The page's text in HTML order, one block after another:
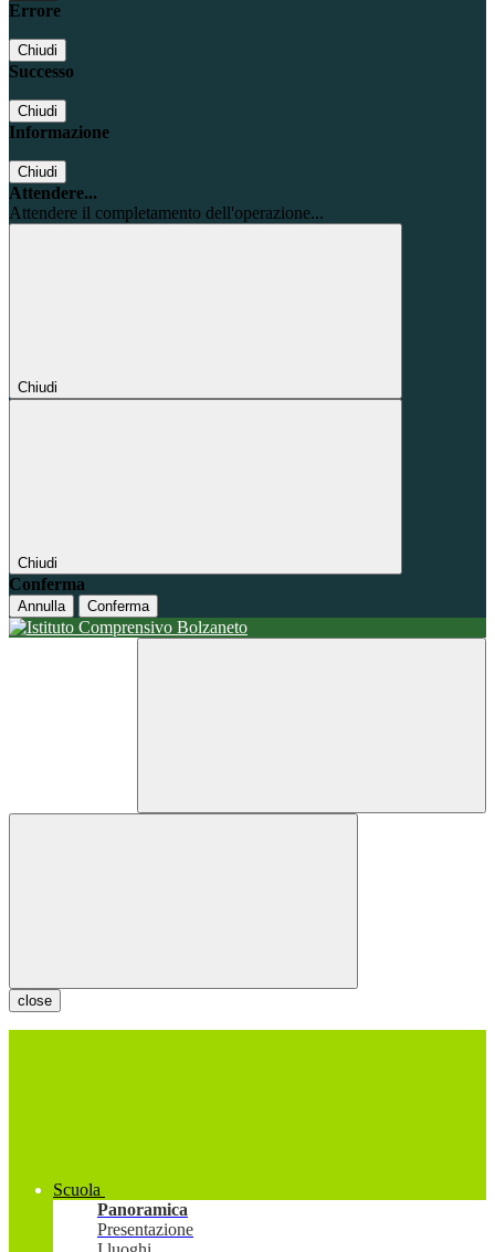
Errore
Chiudi
Successo
Chiudi
Informazione
Chiudi
Attendere...
Attendere il completamento dell'operazione...
Chiudi
Chiudi
Conferma
Annulla Conferma
close
Scuola
Panoramica
Presentazione